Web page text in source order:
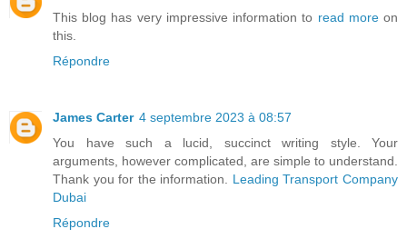
This blog has very impressive information to read moreon
this.
Répondre
James Carter 4 septembre 2023 à 08:57
You have such a lucid, succinct writing style. Your
arguments, however complicated, are simple to understand.
Thank you for the information. Leading Transport Company
Dubai
Répondre